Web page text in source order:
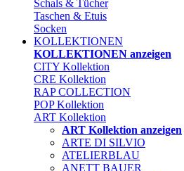
Schals & Tücher
Taschen & Etuis
Socken
KOLLEKTIONEN
KOLLEKTIONEN anzeigen
CITY Kollektion
CRE Kollektion
RAP COLLECTION
POP Kollektion
ART Kollektion
ART Kollektion anzeigen
ARTE DI SILVIO
ATELIERBLAU
ANETT BAUER